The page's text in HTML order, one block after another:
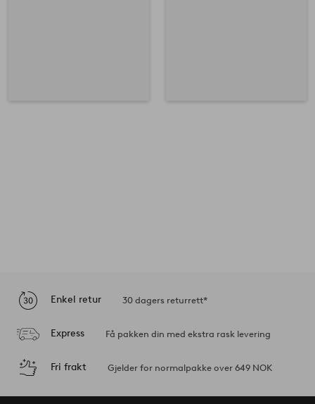
Enkel retur 30 dagers returrett*
Express Få pakken din med ekstra rask levering
Fri frakt Gjelder for normalpakke over 649 NOK